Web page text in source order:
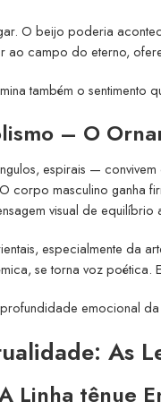
O beijo poderia
ao campo do eterno,
também o sentimento
– O
espirais —
corpo masculino ganha
visual de equilíbrio
especialmente da
se torna voz
emocional
As
Linha tênue